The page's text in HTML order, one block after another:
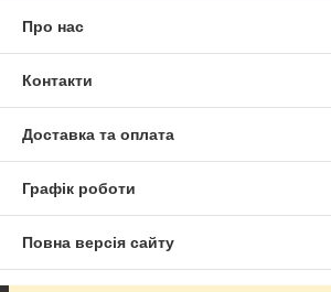
Про нас
Контакти
Доставка та оплата
Графік роботи
Повна версія сайту